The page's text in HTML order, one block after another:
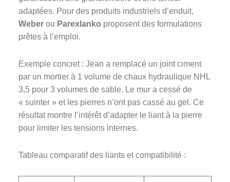
adaptées. Pour des produits industriels d’enduit,
Weber ou Parexlanko proposent des formulations
prêtes à l’emploi.
Exemple concret : Jean a remplacé un joint ciment
par un mortier à 1 volume de chaux hydraulique NHL
3,5 pour 3 volumes de sable. Le mur a cessé de
« suinter » et les pierres n’ont pas cassé au gel. Ce
résultat montre l’intérêt d’adapter le liant à la pierre
pour limiter les tensions internes.
Tableau comparatif des liants et compatibilité :